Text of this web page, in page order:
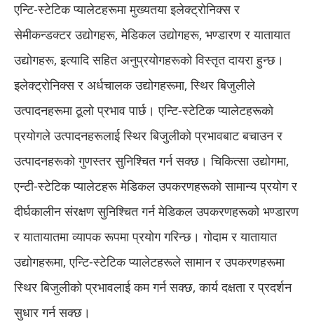
एन्टि-स्टेटिक प्यालेटहरूमा मुख्यतया इलेक्ट्रोनिक्स र
सेमीकन्डक्टर उद्योगहरू, मेडिकल उद्योगहरू, भण्डारण र यातायात
उद्योगहरू, इत्यादि सहित अनुप्रयोगहरूको विस्तृत दायरा हुन्छ।
इलेक्ट्रोनिक्स र अर्धचालक उद्योगहरूमा, स्थिर बिजुलीले
उत्पादनहरूमा ठूलो प्रभाव पार्छ। एन्टि-स्टेटिक प्यालेटहरूको
प्रयोगले उत्पादनहरूलाई स्थिर बिजुलीको प्रभावबाट बचाउन र
उत्पादनहरूको गुणस्तर सुनिश्चित गर्न सक्छ। चिकित्सा उद्योगमा,
एन्टी-स्टेटिक प्यालेटहरू मेडिकल उपकरणहरूको सामान्य प्रयोग र
दीर्घकालीन संरक्षण सुनिश्चित गर्न मेडिकल उपकरणहरूको भण्डारण
र यातायातमा व्यापक रूपमा प्रयोग गरिन्छ। गोदाम र यातायात
उद्योगहरूमा, एन्टि-स्टेटिक प्यालेटहरूले सामान र उपकरणहरूमा
स्थिर बिजुलीको प्रभावलाई कम गर्न सक्छ, कार्य दक्षता र प्रदर्शन
सुधार गर्न सक्छ।